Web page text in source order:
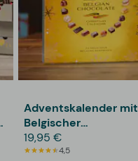
Adventskalender mit
Belgischer
Schokolade von
Nordthy
19,95 €
4,5